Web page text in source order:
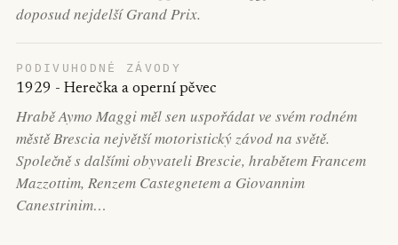
doposud nejdelší Grand Prix.
PODIVUHODNÉ ZÁVODY
1929 - Herečka a operní pěvec
Hrabě Aymo Maggi měl sen uspořádat ve svém rodném
městě Brescia největší motoristický závod na světě.
Společně s dalšími obyvateli Brescie, hrabětem Francem
Mazzottim, Renzem Castegnetem a Giovannim
Canestrinim…